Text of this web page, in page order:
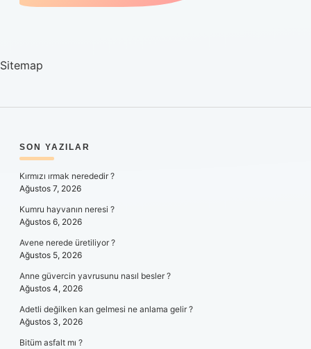
Sitemap
SIDEBAR
SON YAZILAR
Kırmızı ırmak nerededir ?
Ağustos 7, 2026
Kumru hayvanın neresi ?
Ağustos 6, 2026
Avene nerede üretiliyor ?
Ağustos 5, 2026
Anne güvercin yavrusunu nasıl besler ?
Ağustos 4, 2026
Adetli değilken kan gelmesi ne anlama gelir ?
Ağustos 3, 2026
Bitüm asfalt mı ?